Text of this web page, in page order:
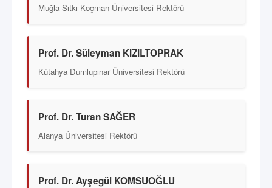
Muğla Sıtkı Koçman Üniversitesi Rektörü
Prof. Dr. Süleyman KIZILTOPRAK
Kütahya Dumlupınar Üniversitesi Rektörü
Prof. Dr. Turan SAĞER
Alanya Üniversitesi Rektörü
Prof. Dr. Ayşegül KOMSUOĞLU